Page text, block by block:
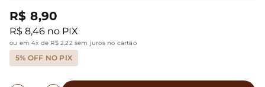
R$ 8,90
R$ 8,46 no PIX
ou em 4x de R$ 2,22 sem juros no cartão
5% OFF NO PIX